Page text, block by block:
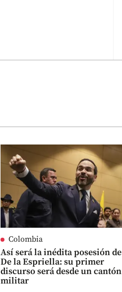
Colombia
Así será la inédita posesión de
De la Espriella: su primer
discurso será desde un cantón
militar